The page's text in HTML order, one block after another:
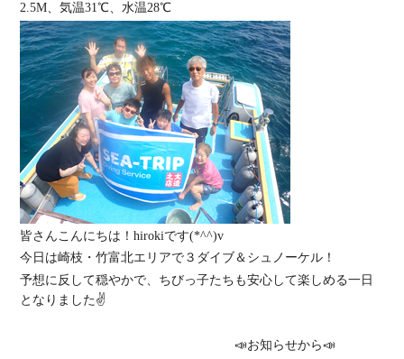
2.5M、気温31℃、水温28℃
皆さんこんにちは！hirokiです(*^^)v
今日は崎枝・竹富北エリアで３ダイブ＆シュノーケル！
予想に反して穏やかで、ちびっ子たちも安心して楽しめる一日
となりました✌
📣お知らせから📣